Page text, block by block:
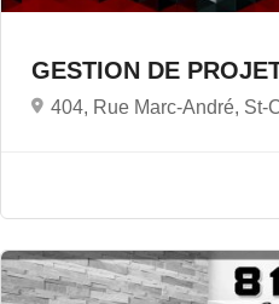
GESTION DE
404, Rue Marc-André, St-